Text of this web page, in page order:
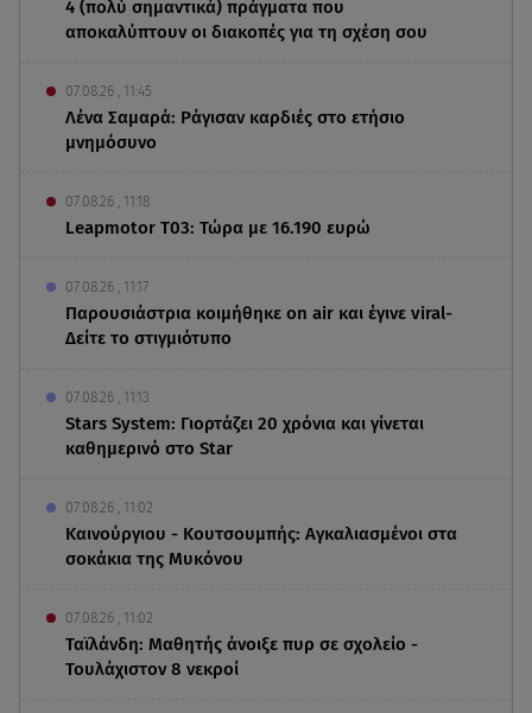
4 (πολύ σημαντικά) πράγματα που
αποκαλύπτουν οι διακοπές για τη σχέση σου
07.08.26 , 11:45
Λένα Σαμαρά: Ράγισαν καρδιές στο ετήσιο
μνημόσυνο
07.08.26 , 11:18
Leapmotor T03: Τώρα με 16.190 ευρώ
07.08.26 , 11:17
Παρουσιάστρια κοιμήθηκε on air και έγινε viral-
Δείτε το στιγμιότυπο
07.08.26 , 11:13
Stars System: Γιορτάζει 20 χρόνια και γίνεται
καθημερινό στο Star
07.08.26 , 11:02
Καινούργιου - Κουτσουμπής: Αγκαλιασμένοι στα
σοκάκια της Μυκόνου
07.08.26 , 11:02
Ταϊλάνδη: Μαθητής άνοιξε πυρ σε σχολείο -
Τουλάχιστον 8 νεκροί